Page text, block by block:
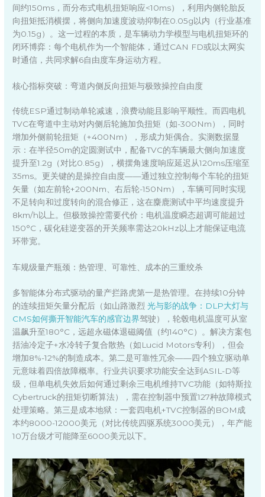
间约150ms，而分布式电机扭矩响应<10ms），利用内侧轮胎反
向扭矩抵消横摆，将侧向加速度波动抑制在0.05g以内（行业基准
为0.15g）。这一过程的本质，是车辆动力学模型与电机扭矩环的
闭环博弈：每个电机作为一个智能体，通过CAN FD或以太网实
时通信，共同求解6自由度车身运动方程。
核心指标突破：弯道内侧反向扭矩与极致操控自由度
传统ESP通过制动单轮减速，浪费动能且影响平顺性。而四电机
TVC在弯道中主动对内侧后轮施加负扭矩（如-300Nm），同时
增加外侧前轮扭矩（+400Nm），形成力矩偶合。实测数据显
示：在半径50m的定圆测试中，配备TVC的车辆最大侧向加速度
提升至1.2g（对比0.85g），横摆角速度响应延迟从120ms压缩至
35ms。更关键的是操控自由度——通过独立控制每个车轮的扭矩
矢量（如左前轮+200Nm、右后轮-150Nm），车辆可同时实现
不足转向和过度转向的混合修正，这在麋鹿测试中平均速度提升
8km/h以上。但极致操控需要代价：电机温度瞬态超调可能超过
150°C，碳化硅逆变器的开关频率需达20kHz以上才能保证电流
环带宽。
车规级量产瓶颈：热管理、可靠性、成本的三重绞杀
多智能体分布式驱动的量产拦路虎第一是热管理。在持续10分钟
的连续扭矩矢量分配后（如山路激烈光与影的战争：DLP大灯与
CMS如何撕开智能汽车的感官边界驾驶），轮毂电机温度可从室
温飙升至180°C，远超永磁体退磁阈值（约140°C）。解决方案包
括油冷定子+水冷转子复合散热（如Lucid Motors专利），但会
增加8%-12%的制造成本。第二是可靠性冗余——四个独立驱动单
元意味着四倍故障概率。行业共识要求功能安全达到ASIL-D等
级，但单电机失效后如何通过剩余三电机维持TVC功能（如特斯拉
Cybertruck的扭矩切断算法），需在控制器中预置127种故障模式
处理策略。第三是成本地狱：一套四电机+TVC控制器的BOM成
本约8000-12000美元（对比传统四驱系统3000美元），年产能
10万台级才可能降至6000美元以下。